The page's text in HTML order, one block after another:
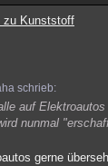
zu Kunststoff
schrieb:
auf
nunmal
gerne